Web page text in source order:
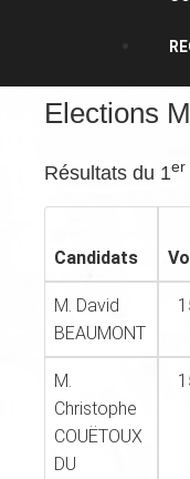
Elections
Résultats du 1er
Candidats
M. David
BEAUMONT
M.
Christophe
COUËTOUX
DU